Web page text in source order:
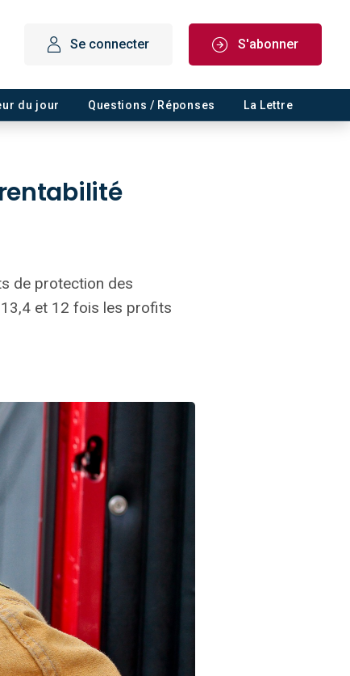
Se connecter S'abonner
du jour Questions / Réponses La Lettre
de protection des
et 12 fois les profits